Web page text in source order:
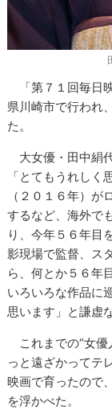
「第７１回毎日
県川崎市で行われ
た。
大女優・田中絹
「とてもうれしく
（２０１６年）
するなど、海外で
り、今年５６年目
影現場で監督、ス
ら、何とか５６年
いろいろな作品に
思います」と謙虚
これまでの“女優
っと遠ざかってテ
映画で育ったので
を浮かべた。